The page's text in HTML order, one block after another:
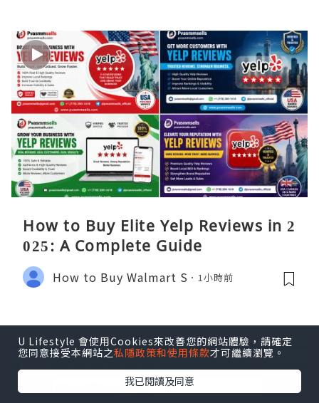
How to Buy Elite Yelp Reviews in 2
025: A Complete Guide
How to Buy Walmart S 1小時前
U Lifestyle 會使用Cookies來改善您的網站體驗，請確定
您同意接受本網站之私隱政策和使用條款才可繼續瀏覽。
我已閱讀及同意